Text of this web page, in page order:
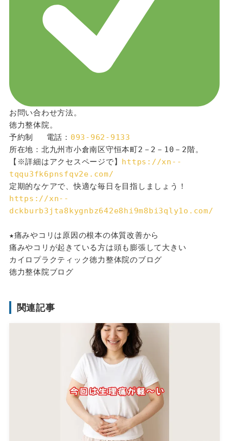
お問い合わせ方法。
徳力整体院。
予約制 　電話： 093-962-9133
所在地：北九州市小倉南区守恒本町2－2－10－2階。
【※詳細はアクセスページで】 https://xn--
tqqu3fk6pnsfqv2e.com/
定期的なケアで、快適な毎日を目指しましょう！
https://xn--
dckburb3jta8kygnbz642e8hi9m8bi3qly1o.com/
★痛みやコリは原因の根本の体質改善から
痛みやコリが起きている方は頭も膨張して大きい
カイロプラクティック徳力整体院のブログ
徳力整体院ブログ
関連記事